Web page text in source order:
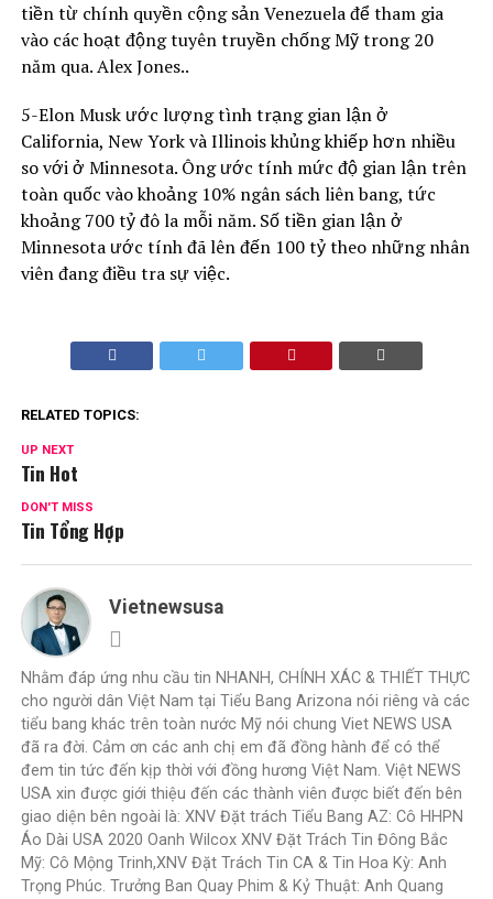
tiền từ chính quyền cộng sản Venezuela để tham gia
vào các hoạt động tuyên truyền chống Mỹ trong 20
năm qua. Alex Jones..
5-Elon Musk ước lượng tình trạng gian lận ở
California, New York và Illinois khủng khiếp hơn nhiều
so với ở Minnesota. Ông ước tính mức độ gian lận trên
toàn quốc vào khoảng 10% ngân sách liên bang, tức
khoảng 700 tỷ đô la mỗi năm. Số tiền gian lận ở
Minnesota ước tính đã lên đến 100 tỷ theo những nhân
viên đang điều tra sự việc.
RELATED TOPICS:
UP NEXT
Tin Hot
DON'T MISS
Tin Tổng Hợp
Vietnewsusa
Nhằm đáp ứng nhu cầu tin NHANH, CHÍNH XÁC & THIẾT THỰC
cho người dân Việt Nam tại Tiểu Bang Arizona nói riêng và các
tiểu bang khác trên toàn nước Mỹ nói chung Viet NEWS USA
đã ra đời. Cảm ơn các anh chị em đã đồng hành để có thể
đem tin tức đến kịp thời với đồng hương Việt Nam. Việt NEWS
USA xin được giới thiệu đến các thành viên được biết đến bên
giao diện bên ngoài là: XNV Đặt trách Tiểu Bang AZ: Cô HHPN
Áo Dài USA 2020 Oanh Wilcox XNV Đặt Trách Tin Đông Bắc
Mỹ: Cô Mộng Trinh,XNV Đặt Trách Tin CA & Tin Hoa Kỳ: Anh
Trọng Phúc. Trưởng Ban Quay Phim & Kỷ Thuật: Anh Quang